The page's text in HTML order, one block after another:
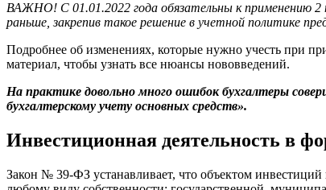
ВАЖНО! С 01.01.2022 года обязательны к применению
раньше, закрепив такое решение в учетной политике
Подробнее об изменениях, которые нужно учесть при
материал, чтобы узнать все нюансы нововведений.
На практике довольно много ошибок бухгалтеры
бухгалтерскому учету основных средств».
Инвестиционная деятельность в
Закон № 39-ФЗ устанавливает, что объектом